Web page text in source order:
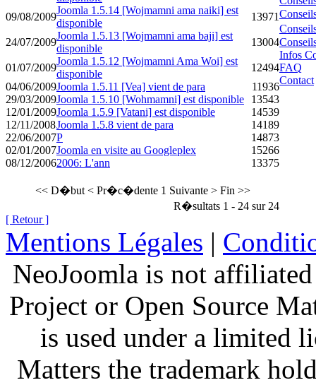
09/08/2009
Joomla 1.5.14 [Wojmamni ama naiki] est
disponible
13971
24/07/2009
Joomla 1.5.13 [Wojmamni ama baji] est
disponible
13004
01/07/2009
Joomla 1.5.12 [Wojmamni Ama Woi] est
disponible
12494
04/06/2009Joomla 1.5.11 [Vea] vient de para
11936
29/03/2009Joomla 1.5.10 [Wohmamni] est disponible
13543
12/01/2009Joomla 1.5.9 [Vatani] est disponible
14539
12/11/2008Joomla 1.5.8 vient de para
14189
22/06/2007P
14873
02/01/2007Joomla en visite au Googleplex
15266
08/12/20062006: L'ann 13375
<< D�but < Pr�c�dente 1 Suivante > Fin >>
R�sultats 1 - 24 sur 24
[ Retour ]
Infos
FAQ
Contact
Mentions Légales |
NeoJoomla is not
Project or Open Source
is used under a limited
Matters the trademark